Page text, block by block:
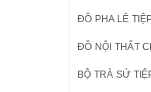
ĐỒ PHA LÊ
ĐỒ NỘI THẤT
BỘ TRÀ SỨ